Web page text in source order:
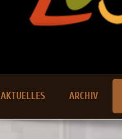
AKTUELLES ARCHIV